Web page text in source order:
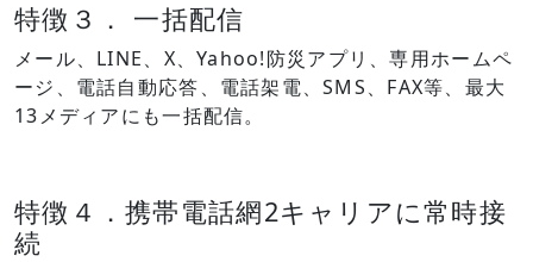
特徴３． 一括配信
メール、LINE、X、Yahoo!防災アプリ、専用ホームペ
ージ、電話自動応答、電話架電、SMS、FAX等、最大
13メディアにも一括配信。
特徴４．携帯電話網2キャリアに常時接
続